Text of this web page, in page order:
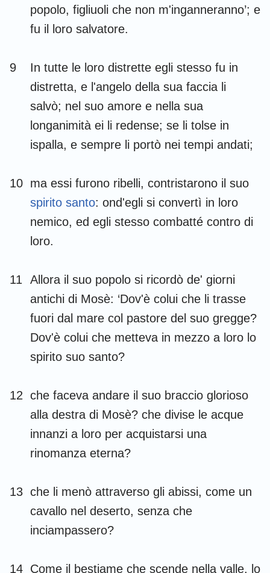
popolo, figliuoli che non m'inganneranno’; e
fu il loro salvatore.
9
In tutte le loro distrette egli stesso fu in
distretta, e l'angelo della sua faccia li
salvò; nel suo amore e nella sua
longanimità ei li redense; se li tolse in
ispalla, e sempre li portò nei tempi andati;
10 ma essi furono ribelli, contristarono il suo
spirito santo: ond'egli si convertì in loro
nemico, ed egli stesso combatté contro di
loro.
11
Allora il suo popolo si ricordò de' giorni
antichi di Mosè: ‘Dov'è colui che li trasse
fuori dal mare col pastore del suo gregge?
Dov'è colui che metteva in mezzo a loro lo
spirito suo santo?
12 che faceva andare il suo braccio glorioso
alla destra di Mosè? che divise le acque
innanzi a loro per acquistarsi una
rinomanza eterna?
13 che li menò attraverso gli abissi, come un
cavallo nel deserto, senza che
inciampassero?
14 Come il bestiame che scende nella valle, lo